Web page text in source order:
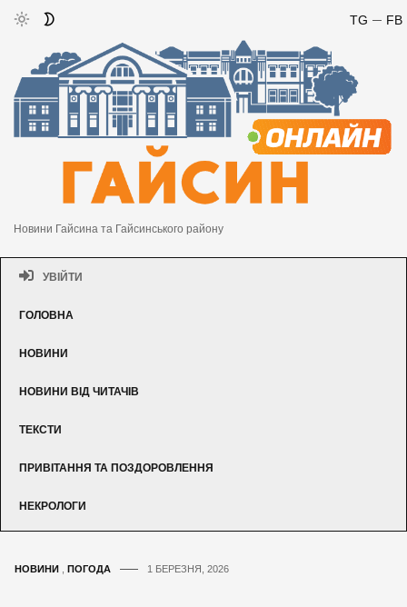
FB
TG
Новини Гайсина та Гайсинського району
УВІЙТИ
ГОЛОВНА
НОВИНИ
НОВИНИ ВІД ЧИТАЧІВ
ТЕКСТИ
ПРИВІТАННЯ ТА ПОЗДОРОВЛЕННЯ
НЕКРОЛОГИ
НОВИНИ ПОГОДА 1 БЕРЕЗНЯ, 2026